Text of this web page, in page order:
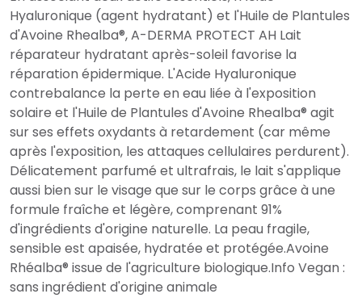
Hyaluronique (agent hydratant) et l'Huile de Plantules
d'Avoine Rhealba®, A-DERMA PROTECT AH Lait
réparateur hydratant après-soleil favorise la
réparation épidermique. L'Acide Hyaluronique
contrebalance la perte en eau liée à l'exposition
solaire et l'Huile de Plantules d'Avoine Rhealba® agit
sur ses effets oxydants à retardement (car même
après l'exposition, les attaques cellulaires perdurent).
Délicatement parfumé et ultrafrais, le lait s'applique
aussi bien sur le visage que sur le corps grâce à une
formule fraîche et légère, comprenant 91%
d'ingrédients d'origine naturelle. La peau fragile,
sensible est apaisée, hydratée et protégée.Avoine
Rhéalba® issue de l'agriculture biologique.Info Vegan :
sans ingrédient d'origine animale